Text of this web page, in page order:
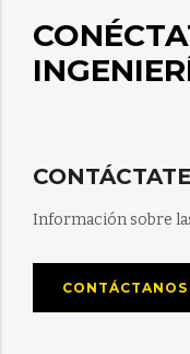
Información sobre
CONTÁCTANOS